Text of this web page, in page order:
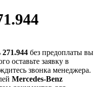
271.944 без предоплаты вы
оставьте заявку в
звонка менеджера.
Mercedes-Benz